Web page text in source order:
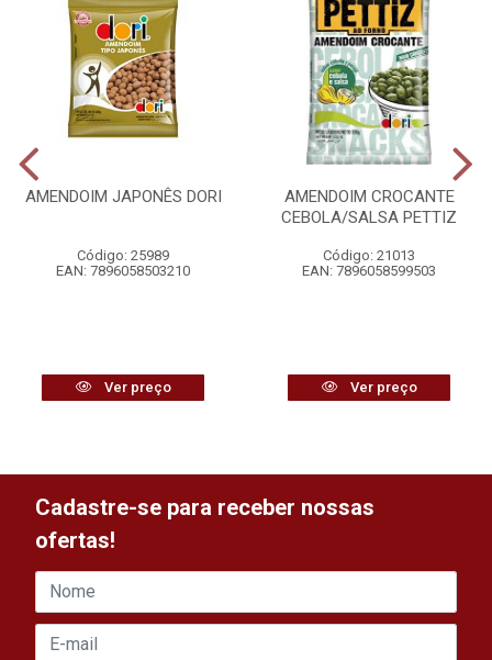
AMENDOIM JAPONÊS DORI
Código: 25989
EAN: 7896058503210
Ver preço
AMENDOIM CROCANTE
CEBOLA/SALSA PETTIZ
Código: 21013
EAN: 7896058599503
Ver preço
Cadastre-se para receber nossas
ofertas!